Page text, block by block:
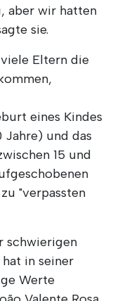
aber wir hatten
sie.
Eltern die
eines Kindes
und das
15 und
"verpassten
schwierigen
in seiner
Werte